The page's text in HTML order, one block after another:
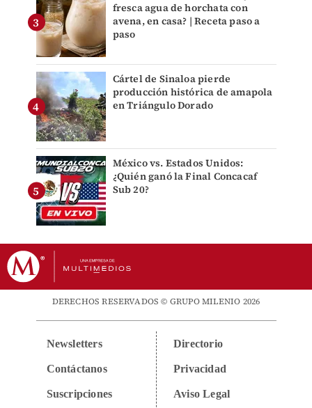
fresca agua de horchata con
avena, en casa? | Receta paso a
paso
Cártel de Sinaloa pierde
producción histórica de amapola
en Triángulo Dorado
México vs. Estados Unidos:
¿Quién ganó la Final Concacaf
Sub 20?
DERECHOS RESERVADOS © GRUPO MILENIO 2026
Newsletters
Contáctanos
Suscripciones
Directorio
Privacidad
Aviso Legal